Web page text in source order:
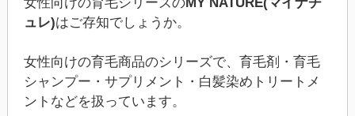
ュレ)はご存知でしょうか。
女性向けの育毛商品のシリーズで、育毛剤・育毛
シャンプー・サプリメント・白髪染めトリートメ
ントなどを扱っています。